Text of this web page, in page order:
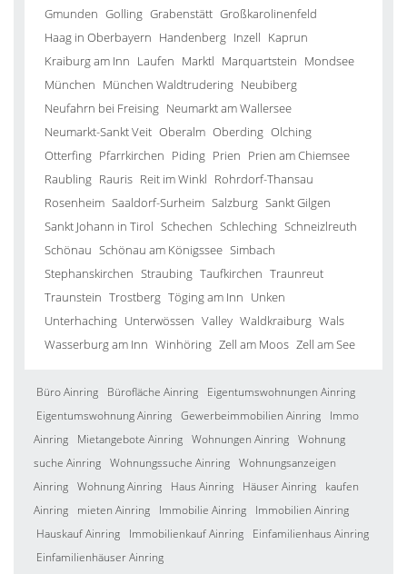
Gmunden Golling Grabenstätt Großkarolinenfeld
Haag in Oberbayern Handenberg Inzell Kaprun
Kraiburg am Inn Laufen Marktl Marquartstein Mondsee
München München Waldtrudering Neubiberg
Neufahrn bei Freising Neumarkt am Wallersee
Neumarkt-Sankt Veit Oberalm Oberding Olching
Otterfing Pfarrkirchen Piding Prien Prien am Chiemsee
Raubling Rauris Reit im Winkl Rohrdorf-Thansau
Rosenheim Saaldorf-Surheim Salzburg Sankt Gilgen
Sankt Johann in Tirol Schechen Schleching Schneizlreuth
Schönau Schönau am Königssee Simbach
Stephanskirchen Straubing Taufkirchen Traunreut
Traunstein Trostberg Töging am Inn Unken
Unterhaching Unterwössen Valley Waldkraiburg Wals
Wasserburg am Inn Winhöring Zell am Moos Zell am See
Büro Ainring Bürofläche Ainring
Eigentumswohnungen Ainring
Eigentumswohnung Ainring Gewerbeimmobilien Ainring
Immo
Ainring
Mietangebote Ainring Wohnungen Ainring Wohnung
suche Ainring Wohnungssuche Ainring Wohnungsanzeigen
Ainring Wohnung Ainring Haus Ainring Häuser Ainring
kaufen
Ainring
mieten Ainring Immobilie Ainring
Immobilien Ainring
Hauskauf Ainring
Immobilienkauf Ainring
Einfamilienhaus Ainring
Einfamilienhäuser Ainring